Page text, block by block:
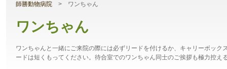
師勝動物病院 > ワンちゃん
ワンちゃん
ワンちゃんと一緒にご来院の際には必ずリードを付けるか、キャリーボック
ードは短くもってください。待合室でのワンちゃん同士のご挨拶も極力控え